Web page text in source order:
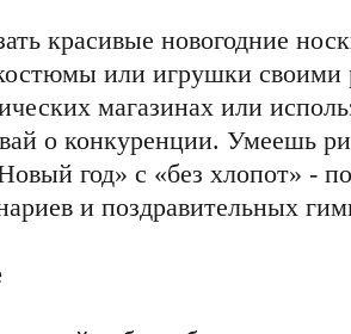
красивые новогодние
костюмы или игрушки своими
магазинах или
о конкуренции. Умеешь
год» с «без хлопот» -
и поздравительных